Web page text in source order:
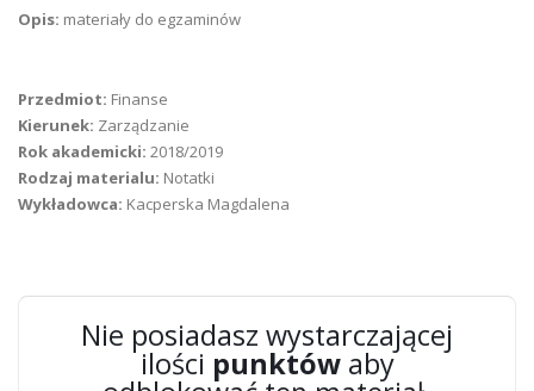
Opis: materiały do egzaminów
Przedmiot: Finanse
Kierunek: Zarządzanie
Rok akademicki: 2018/2019
Rodzaj materialu: Notatki
Wykładowca: Kacperska Magdalena
Nie posiadasz wystarczającej
ilości punktówaby